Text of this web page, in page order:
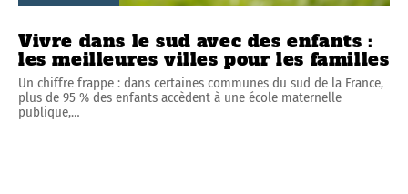
Vivre dans le sud avec des enfants :
les meilleures villes pour les familles
Un chiffre frappe : dans certaines communes du sud de la France,
plus de 95 % des enfants accèdent à une école maternelle
publique,…